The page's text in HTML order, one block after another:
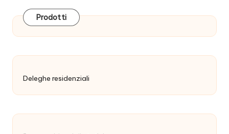
Prodotti
Deleghe residenziali